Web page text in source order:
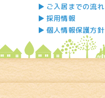
ご入居までの流れ
採用情報
個人情報保護方針